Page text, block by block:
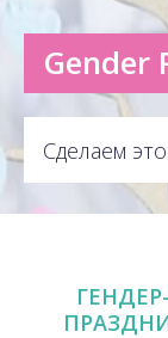
Gender
Сделаем